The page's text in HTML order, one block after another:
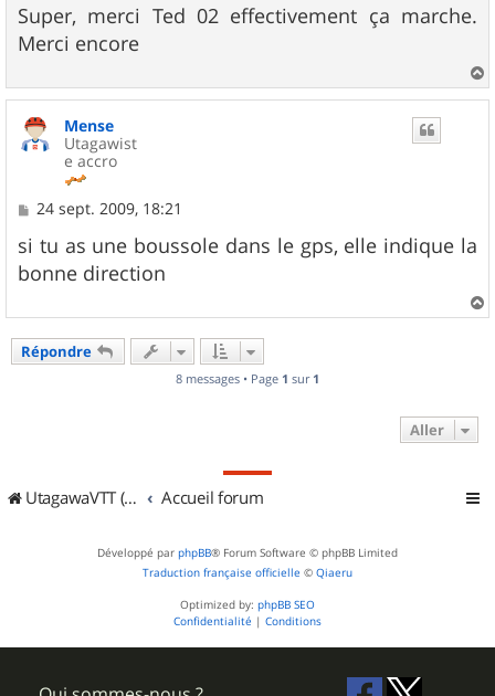
s
s
a
Super, merci Ted 02 effectivement ça marche.
Merci encore
a
Mense
Utagawist
e accro
M
s
s
a
e
24 sept. 2009, 18:21
si tu as une boussole dans le gps, elle indique la
bonne direction
a
Répondre
8 messages • Page 1 sur 1
Aller
UtagawaVTT (Randos VTT et VTTAE avec traces GPS) Accueil forum
Développé par phpBB® Forum Software © phpBB Limited
Traduction française officielle © Qiaeru
Optimized by: phpBB SEO
Confidentialité | Conditions